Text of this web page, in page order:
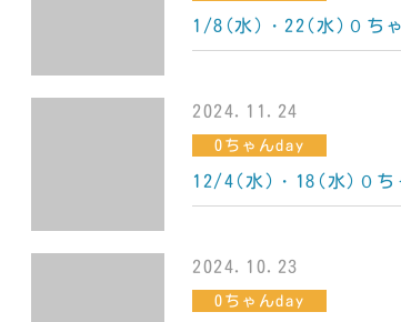
1/8(水)・22(水)０ち
2024.11.24
0ちゃんday
12/4(水)・18(水)０ち
2024.10.23
0ちゃんday